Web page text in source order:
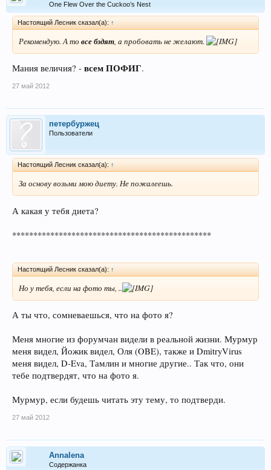
One Flew Over the Cuckoo’s Nest
Настоящий Лесник сказал(а): ↑
Рекомендую. А товсе бздят , а пробовать не желают.
Мания величия? - всем ПОФИГ.
27 май 2012
петербуржец
Пользователи
Настоящий Лесник сказал(а): ↑
За основу возьми мою диету. Не пожалеешь.
А какая у тебя диета?
***********************************************
Настоящий Лесник сказал(а): ↑
Но у тебя, если на фото ты, ..
А ты что, сомневаешься, что на фото я?
Меня многие из форумчан видели в реальной жизни. Мурмур
меня видел, Йожик видел, Оля (OBE), также и DmitryVirus
меня видел, D-Eva, Тамлин и многие другие.. Так что, они
тебе подтвердят, что на фото я.
Мурмур, если будешь читать эту тему, то подтверди.
27 май 2012
Annalena
Содержанка